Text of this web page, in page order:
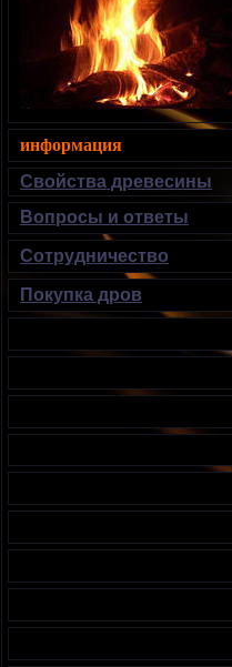
информация
Свойства древесины
Вопросы и ответы
Сотрудничество
Покупка дров